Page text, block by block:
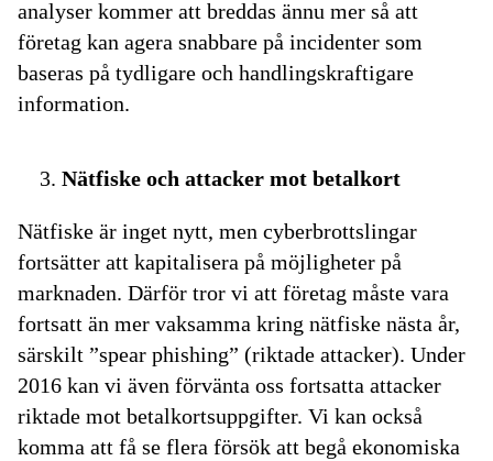
analyser kommer att breddas ännu mer så att
företag kan agera snabbare på incidenter som
baseras på tydligare och handlingskraftigare
information.
Nätfiske och attacker mot betalkort
Nätfiske är inget nytt, men cyberbrottslingar
fortsätter att kapitalisera på möjligheter på
marknaden. Därför tror vi att företag måste vara
fortsatt än mer vaksamma kring nätfiske nästa år,
särskilt ”spear phishing” (riktade attacker). Under
2016 kan vi även förvänta oss fortsatta attacker
riktade mot betalkortsuppgifter. Vi kan också
komma att få se flera försök att begå ekonomiska